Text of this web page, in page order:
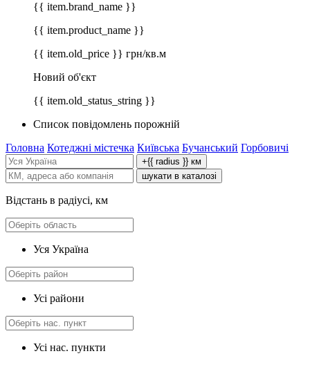
{{ item.brand_name }}
{{ item.product_name }}
{{ item.old_price }} грн/кв.м
Новий об'єкт
{{ item.old_status_string }}
Список повідомлень порожній
Головна Котеджні містечка Київська Бучанський Горбовичі
+{{ radius }} км
шукати в каталозі
Відстань в радіусі, км
Уся Україна
Усі райони
Усі нас. пункти